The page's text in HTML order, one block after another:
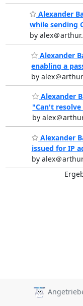
Alexander
while sending
by alex＠
Alexander
enabling a
by alex＠
Alexander
"Can't resolve
by alex＠
Alexander
issued for IP
by alex＠